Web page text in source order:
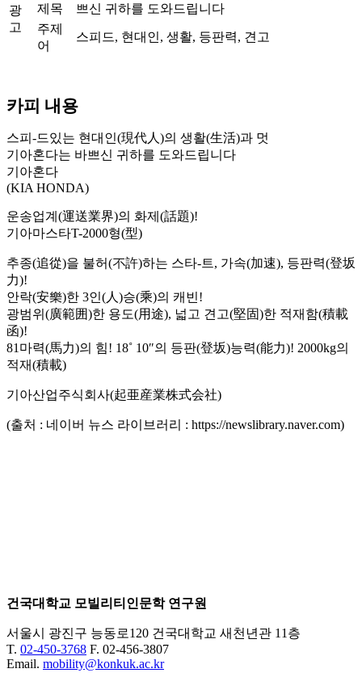
광
고
제목
쁘신 귀하를 도와드립니다
주제
어
스피드, 현대인, 생활, 등판력, 견고
카피 내용
스피-드있는 현대인(現代人)의 생활(生活)과 멋
기아혼다는 바쁘신 귀하를 도와드립니다
기아혼다
(KIA HONDA)
운송업계(運送業界)의 화제(話題)!
기아마스타T-2000형(型)
추종(追從)을 불허(不許)하는 스타-트, 가속(加速), 등판력(登坂
力)!
안락(安樂)한 3인(人)승(乘)의 캐빈!
광범위(廣範囲)한 용도(用途), 넓고 견고(堅固)한 적재함(積載
函)!
81마력(馬力)의 힘! 18˚ 10″의 등판(登坂)능력(能力)! 2000kg의
적재(積載)
기아산업주식회사(起亜産業株式会社)
(출처 : 네이버 뉴스 라이브러리 : https://newslibrary.naver.com)
건국대학교 모빌리티인문학 연구원
서울시 광진구 능동로120 건국대학교 새천년관 11층
T. 02-450-3768 F. 02-456-3807
Email. mobility@konkuk.ac.kr